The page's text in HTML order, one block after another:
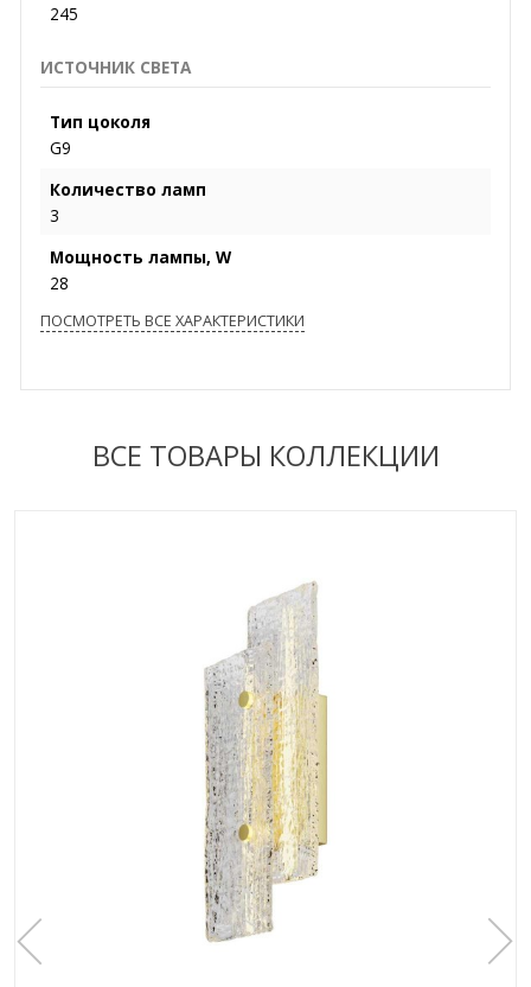
245
ИСТОЧНИК СВЕТА
Тип цоколя
G9
Количество ламп
3
Мощность лампы, W
28
ПОСМОТРЕТЬ ВСЕ ХАРАКТЕРИСТИКИ
ВСЕ ТОВАРЫ КОЛЛЕКЦИИ